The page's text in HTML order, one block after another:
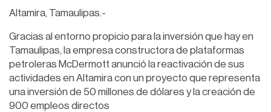
Altamira, Tamaulipas.-
Gracias al entorno propicio para la inversión que hay en
Tamaulipas, la empresa constructora de plataformas
petroleras McDermott anunció la reactivación de sus
actividades en Altamira con un proyecto que representa
una inversión de 50 millones de dólares y la creación de
900 empleos directos